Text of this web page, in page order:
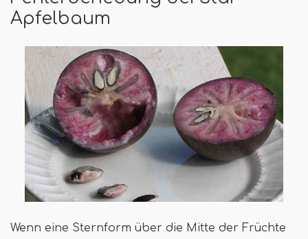
Apfelbaum
Wenn eine Sternform über die Mitte der Früchte